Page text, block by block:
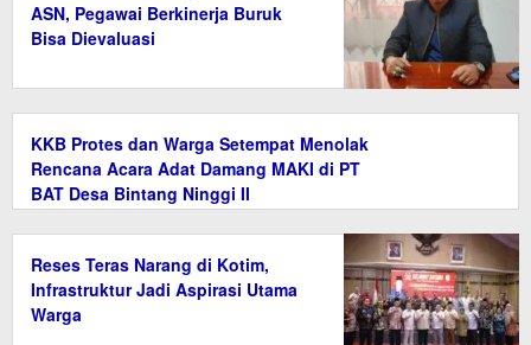
ASN, Pegawai Berkinerja Buruk
Bisa Dievaluasi
KKB Protes dan Warga Setempat Menolak
Rencana Acara Adat Damang MAKI di PT
BAT Desa Bintang Ninggi II
Reses Teras Narang di Kotim,
Infrastruktur Jadi Aspirasi Utama
Warga